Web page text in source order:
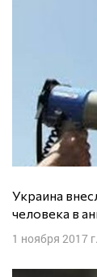
Украина внесла в ООН новую резолюцию о правах
человека в
1 ноября 2017 г.